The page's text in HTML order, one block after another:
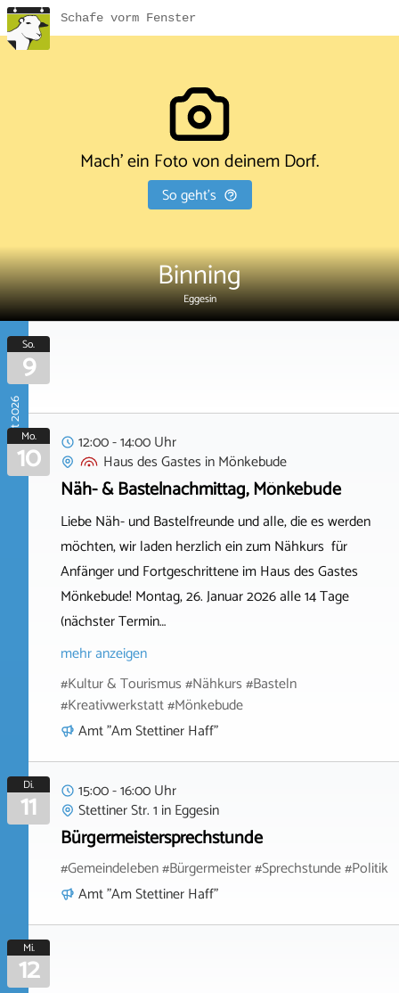
Schafe vorm Fenster
Mach' ein Foto von deinem Dorf.
So geht's
Binning
Eggesin
August 2026
So.
9
Mo.
10
12:00 - 14:00 Uhr
Haus des Gastes inMönkebude
Näh- & Bastelnachmittag, Mönkebude
Liebe Näh- und Bastelfreunde und alle, die es werden
möchten, wir laden herzlich ein zum Nähkurs für
Anfänger und Fortgeschrittene im Haus des Gastes
Mönkebude! Montag, 26. Januar 2026 alle 14 Tage
(nächster Termin…
mehr anzeigen
#Kultur & Tourismus #Nähkurs #Basteln
#Kreativwerkstatt #Mönkebude
Amt "Am Stettiner Haff"
Di.
11
15:00 - 16:00 Uhr
Stettiner Str. 1 inEggesin
Bürgermeistersprechstunde
#Gemeindeleben #Bürgermeister #Sprechstunde #Politik
Amt "Am Stettiner Haff"
Mi.
12